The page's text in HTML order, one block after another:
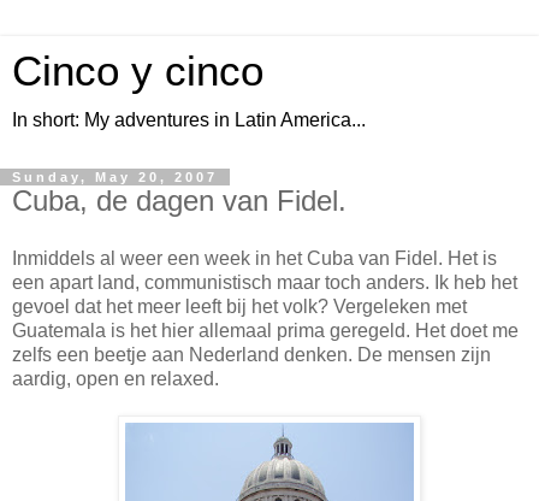
Cinco y cinco
In short: My adventures in Latin America...
Sunday, May 20, 2007
Cuba, de dagen van Fidel.
Inmiddels al weer een week in het Cuba van Fidel. Het is
een apart land, communistisch maar toch anders. Ik heb het
gevoel dat het meer leeft bij het volk? Vergeleken met
Guatemala is het hier allemaal prima geregeld. Het doet me
zelfs een beetje aan Nederland denken. De mensen zijn
aardig, open en relaxed.